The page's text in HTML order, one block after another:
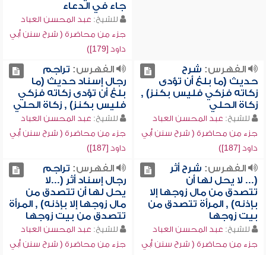
جاء في الدعاء
للشيخ: عبد المحسن العباد
جزء من محاضرة ( شرح سنن أبي
داود [179])
الفهرس: شرح
حديث (ما بلغ أن تؤدى
زكاته فزكي فليس بكنز) ,
زكاة الحلي
للشيخ: عبد المحسن العباد
جزء من محاضرة ( شرح سنن أبي
داود [187])
الفهرس: تراجم
رجال إسناد حديث (ما
بلغ أن تؤدى زكاته فزكي
فليس بكنز) , زكاة الحلي
للشيخ: عبد المحسن العباد
جزء من محاضرة ( شرح سنن أبي
داود [187])
الفهرس: شرح أثر
(... لا يحل لها أن
تتصدق من مال زوجها إلا
بإذنه) , المرأة تتصدق من
بيت زوجها
للشيخ: عبد المحسن العباد
جزء من محاضرة ( شرح سنن أبي
الفهرس: تراجم
رجال إسناد أثر (...لا
يحل لها أن تتصدق من
مال زوجها إلا بإذنه) , المرأة
تتصدق من بيت زوجها
للشيخ: عبد المحسن العباد
جزء من محاضرة ( شرح سنن أبي